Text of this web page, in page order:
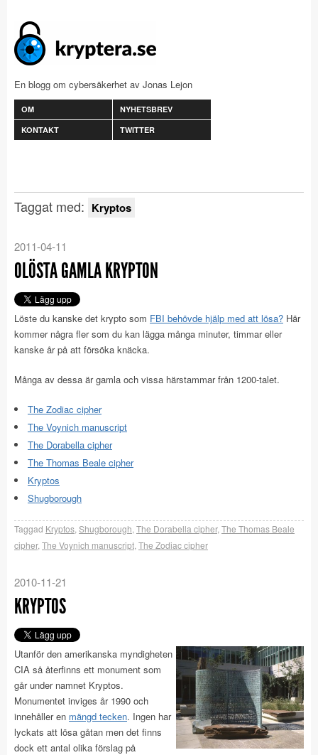
En blogg om cybersäkerhet av Jonas Lejon
OM
NYHETSBREV
KONTAKT
TWITTER
Taggat med: Kryptos
2011-04-11
OLÖSTA GAMLA KRYPTON
Löste du kanske det krypto som FBI behövde hjälp med att lösa? Här
kommer några fler som du kan lägga många minuter, timmar eller
kanske år på att försöka knäcka.
Många av dessa är gamla och vissa härstammar från 1200-talet.
The Zodiac cipher
The Voynich manuscript
The Dorabella cipher
The Thomas Beale cipher
Kryptos
Shugborough
Taggad Kryptos Shugborough The Dorabella cipher, The Thomas Beale
cipher, The Voynich manuscript The Zodiac cipher
2010-11-21
KRYPTOS
Utanför den amerikanska myndigheten
CIA så återfinns ett monument som
går under namnet Kryptos.
Monumentet inviges år 1990 och
innehåller en mängd tecken. Ingen har
lyckats att lösa gåtan men det finns
dock ett antal olika förslag på